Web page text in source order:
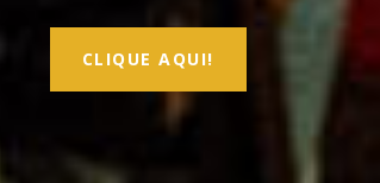
CLIQUE AQUI!